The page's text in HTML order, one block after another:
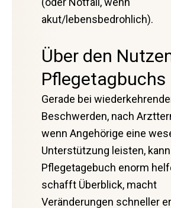
akut/lebensbedrohlich).
Über den
Pflegetagbuchs
Gerade bei
Beschwerden, nach
wenn Angehörige eine
Unterstützung leisten,
Pflegetagebuch enorm
schafft Überblick, macht
Veränderungen schneller